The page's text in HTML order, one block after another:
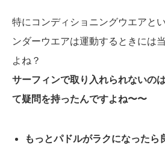
特にコンディショニングウエアと
ンダーウエアは運動するときには
よね？
サーフィンで取り入れられないの
て疑問を持ったんですよね〜〜
もっとパドルがラクになったら